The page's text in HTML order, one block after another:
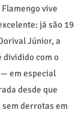
vive
já são 19
Júnior, a
dividido com o
em especial
desde que
derrotas em